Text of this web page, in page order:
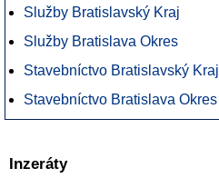
Služby Bratislavský Kraj
Služby Bratislava Okres
Stavebníctvo Bratislavský Kraj
Stavebníctvo Bratislava Okres
Inzeráty